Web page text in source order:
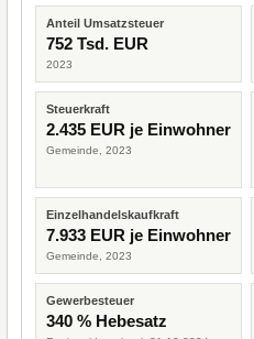
Anteil Umsatzsteuer
752 Tsd. EUR
2023
Steuerkraft
2.435 EUR je Einwohner
Gemeinde, 2023
Einzelhandelskaufkraft
7.933 EUR je Einwohner
Gemeinde, 2023
Gewerbesteuer
340 % Hebesatz